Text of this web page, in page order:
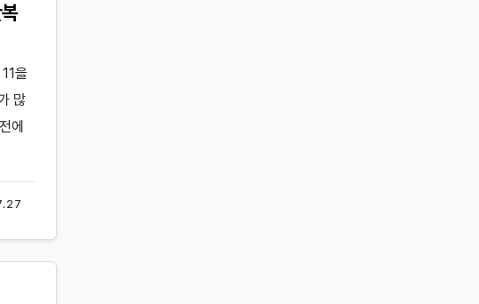
을
많
에